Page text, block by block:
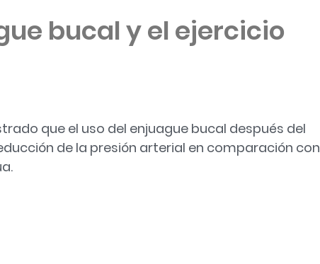
bucal y el ejercicio
que el uso del enjuague bucal después del
de la presión arterial en comparación con
y el ejercicio físico»